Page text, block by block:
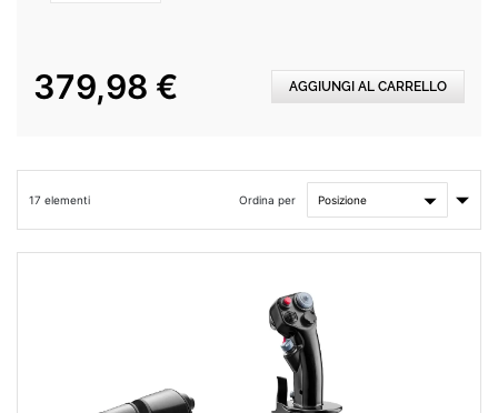
379,98 € AGGIUNGI AL CARRELLO
17 elementi Ordina per